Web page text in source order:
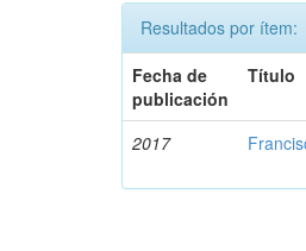
Resultados por ítem:
Fecha de
publicación
Título
2017